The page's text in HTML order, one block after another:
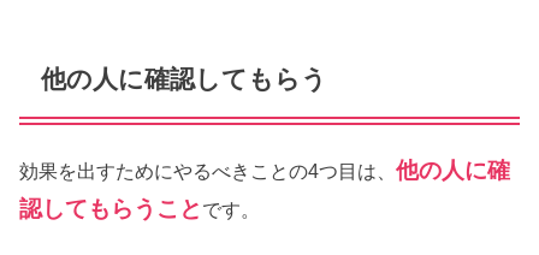
他の人に確認してもらう
効果を出すためにやるべきことの4つ目は、他の人に確
認してもらうこと です。